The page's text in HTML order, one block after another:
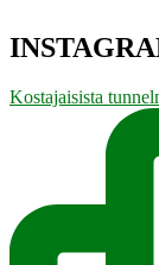
Kostajaisista